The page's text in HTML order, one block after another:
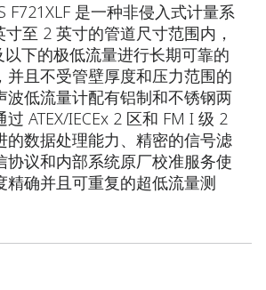
F721XLF 是一种非侵入式计量系
至 2 英寸的管道尺寸范围内，
下的极低流量进行长期可靠的
并且不受管壁厚度和压力范围的
波低流量计配有铝制和不锈钢两
ATEX/IECEx 2 区和 FM I 级 2
的数据处理能力、精密的信号滤
协议和内部系统原厂校准服务使
精确并且可重复的超低流量测